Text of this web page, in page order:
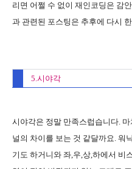
리면 어쩔 수 없이 재인코딩은 감
과 관련된 포스팅은 추후에 다시
5.시야각
시야각은 정말 만족스럽습니다. 마
널의 차이를 보는 것 같달까요. 워
기도 하거니와 좌,우,상,하에서 비